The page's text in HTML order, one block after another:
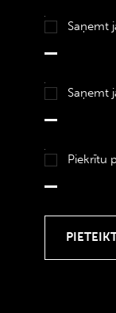
Saņemt
Saņemt
Piekrītu